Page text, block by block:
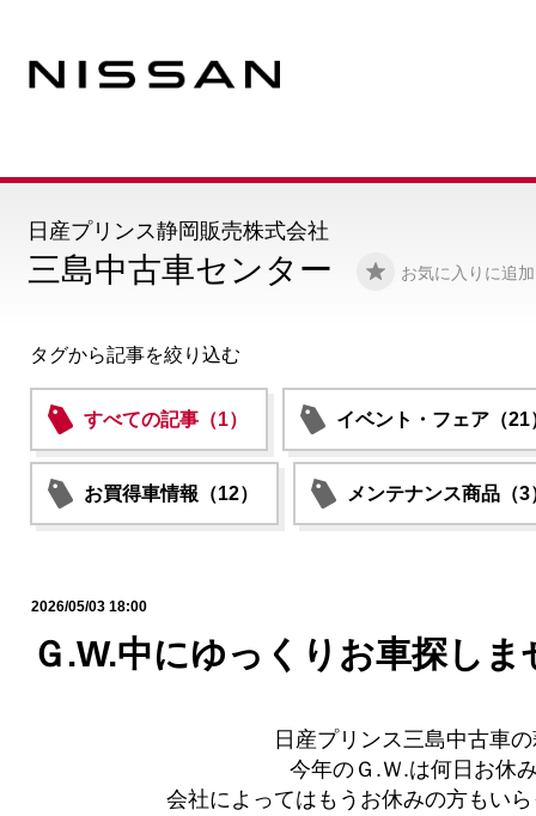
三島中古車センター お気に入りに追加
日産プリンス静岡販売株式会社
タグから記事を絞り込む
すべての記事（1） イベント・フェア（21
お買得車情報（12） メンテナンス商品（3
2026/05/03 18:00
Ｇ.W.中にゆっくりお車探しま
日産プリンス三島中古車
今年のＧ.Ｗ.は何日お休
会社によってはもうお休みの方もい